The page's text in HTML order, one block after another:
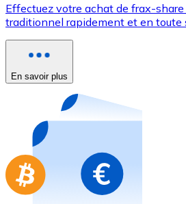
Utilisez les cartes Visa et
Acheter avec carte
Nouveau
Achetez des cartes-cadeaux
Aller à la boutique de cartes-
Effectuez votre achat de frax-
traditionnel rapidement et en toute
En savoir plus